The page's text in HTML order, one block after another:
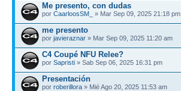
Me presento, con dudas
por CaarloosSM_ » Mar Sep 09, 2025 21:18 pm
me presento
por javieraznar » Mar Sep 09, 2025 11:20 am
C4 Coupé NFU Relee?
por Sapristi » Sab Sep 06, 2025 16:31 pm
Presentación
por roberillora » Mié Ago 20, 2025 11:53 am